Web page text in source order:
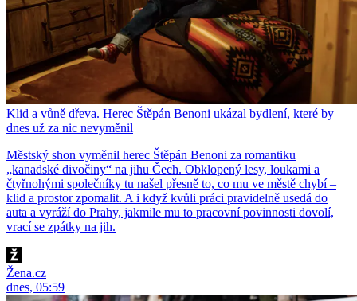
Klid a vůně dřeva. Herec Štěpán Benoni ukázal bydlení, které by
dnes už za nic nevyměnil
Městský shon vyměnil herec Štěpán Benoni za romantiku
„kanadské divočiny“ na jihu Čech. Obklopený lesy, loukami a
čtyřnohými společníky tu našel přesně to, co mu ve městě chybí –
klid a prostor zpomalit. A i když kvůli práci pravidelně usedá do
auta a vyráží do Prahy, jakmile mu to pracovní povinnosti dovolí,
vrací se zpátky na jih.
Žena.cz
dnes, 05:59